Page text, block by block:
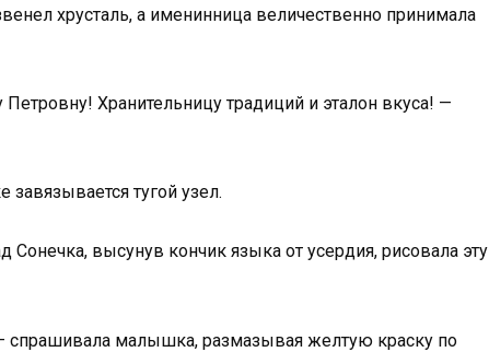
хрусталь, а именинница величественно принимала
Хранительницу традиций и эталон вкуса! —
завязывается тугой узел.
Сонечка, высунув кончик языка от усердия, рисовала эту
спрашивала малышка, размазывая желтую краску по